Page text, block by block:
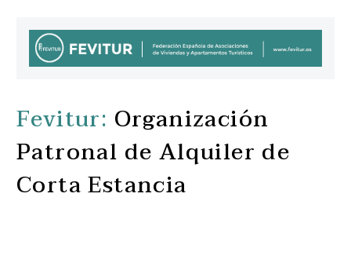
Fevitur: Organización
Patronal de Alquiler de
Corta Estancia